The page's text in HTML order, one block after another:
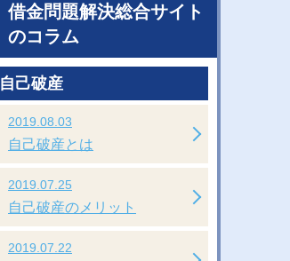
借金問題解決総合サイト
のコラム
自己破産
2019.08.03
自己破産とは
2019.07.25
自己破産のメリット
2019.07.22